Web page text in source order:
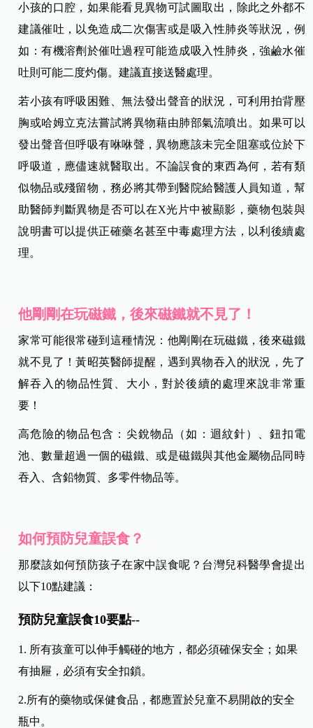
小孩的口腔，如果能看見異物可試圖取出，除此之外都不
建議催吐，以免造成二次傷害或是吸入性肺炎等狀況，例
如：有機溶劑於催吐過程可能造成吸入性肺炎，強鹼水催
吐則可能二度灼傷。建議直接送醫處理。
若小孩有呼吸困難、無法發出聲音的狀況，可利用拍背壓
胸或哈姆立克法嘗試將異物藉由肺部氣流噴出。如果可以
發出聲音但呼吸有咻咻聲，異物應該未完全阻塞或位於下
呼吸道，應儘速就醫取出。不論誤食的東西為何，若有類
似物品或殘留物，務必將其帶到醫院給醫護人員知道，幫
助醫師判斷異物是否可以在X光片中被顯影，藥物包裝與
說明書可以提供正確藥名甚至中毒處理方法，以利後續處
理。
他剛剛在玩磁鐵，後來磁鐵就不見了！
家常可能很常碰到這種情況：他剛剛在玩磁鐵，後來磁鐵
就不見了！黃昭英醫師提醒，遇到異物吞入的狀況，先了
解吞入的物品性質、大小，對於後續的處理來說非常重
要！
高危險的物品包含：尖銳物品（如：迴紋針）、鈕扣電
池、數量超過一個的磁鐵、或是磁鐵與其他金屬物品同時
吞入、含鉛物質、多零件物品等。
如何預防兒童誤食？
那麼該如何預防孩子在家中誤食呢？台灣兒科醫學會提出
以下10點建議：
預防兒童誤食10要點--
1. 所有孩童可以伸手觸碰的地方，都必須確保安全；如果
有抽屜，必須有安全扣鎖。
2.所有的藥物或保健食品，都應置於兒童不易開啟的安全
瓶中。